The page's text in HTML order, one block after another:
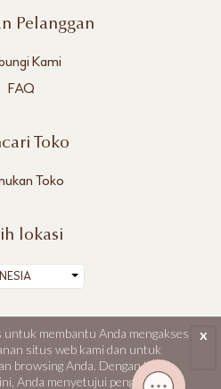
Pelanggan
Kami
FAQ
Toko
Toko
lokasi
merek dagang terdaftar dari Best World.
dilindungi.
untuk membantu Anda mengakses
situs web kami dan untuk
browsing Anda. Dengan terus
Anda menyetujui penggunaan
x